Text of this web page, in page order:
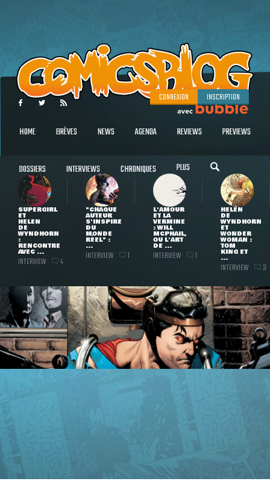
CONNEXION INSCRIPTION
HOME BRÈVES NEWS AGENDA REVIEWS PREVIEWS
DOSSIERS INTERVIEWS CHRONIQUES PLUS
SUPERGIRL
ET
HELEN
DE
WYNDHORN
:
RENCONTRE
AVEC ...
INTERVIEW 4
"CHAQUE
AUTEUR
S'INSPIRE
DU
MONDE
RÉEL" :
...
INTERVIEW 1
L'AMOUR
ET LA
VERMINE
: WILL
MCPHAIL,
OU L'ART
DE ...
INTERVIEW 1
HELEN
DE
WYNDHORN
ET
WONDER
WOMAN :
TOM
KING ET
...
INTERVIEW 3